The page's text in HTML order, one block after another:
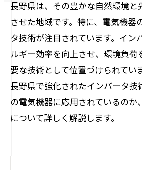
長野県は、その豊かな自然環境
させた地域です。特に、電気機器
タ技術が注目されています。イン
ルギー効率を向上させ、環境負荷
要な技術として位置づけられてい
長野県で強化されたインバータ技
の電気機器に応用されているのか
について詳しく解説します。